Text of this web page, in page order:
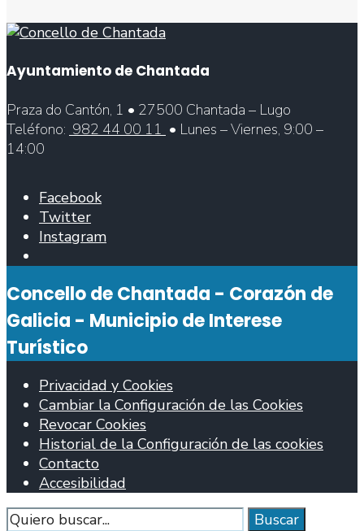
Ayuntamiento de Chantada
Praza do Cantón, 1 • 27500 Chantada – Lugo
Teléfono: 982 44 00 11 • Lunes – Viernes, 9:00 –
14:00
Facebook
Twitter
Instagram
de
búsqueda
Concello de Chantada - Corazón de
Galicia - Municipio de Interese
Turístico
Privacidad y Cookies
Cambiar la Configuración de las Cookies
Revocar Cookies
Historial de la Configuración de las cookies
Contacto
Accesibilidad
Buscar
Buscar